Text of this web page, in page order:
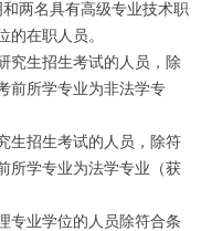
两名具有高级专业技术职
的在职人员。
究生招生考试的人员，除
前所学专业为非法学专
生招生考试的人员，除符
所学专业为法学专业（获
专业学位的人员除符合条